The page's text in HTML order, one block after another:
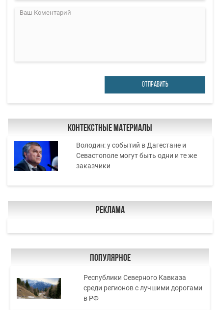
ОТПРАВИТЬ
Контекстные материалы
Володин: у событий в Дагестане и
Севастополе могут быть одни и те же
заказчики
Реклама
Популярное
Республики Северного Кавказа
среди регионов с лучшими дорогами
в РФ